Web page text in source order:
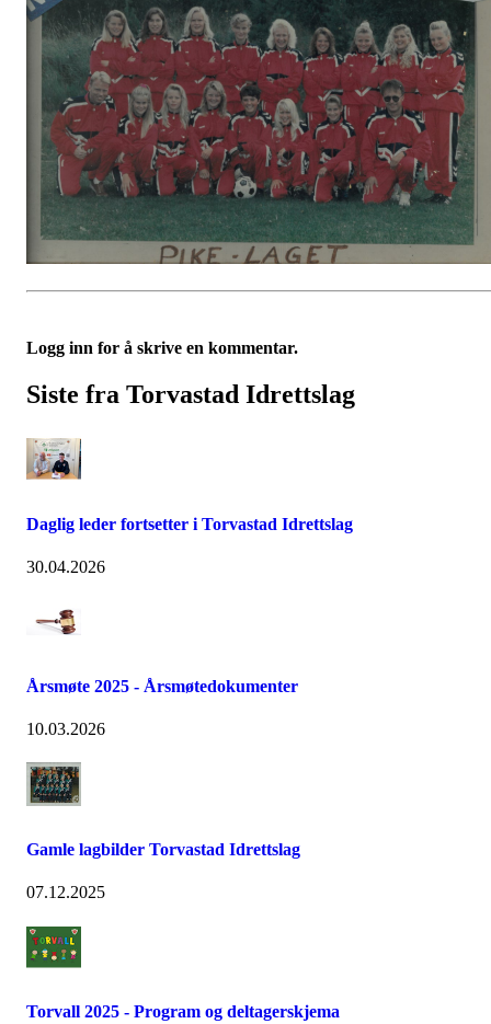
Logg inn for å skrive en kommentar.
Siste fra Torvastad Idrettslag
Daglig leder fortsetter i Torvastad Idrettslag
30.04.2026
Årsmøte 2025 - Årsmøtedokumenter
10.03.2026
Gamle lagbilder Torvastad Idrettslag
07.12.2025
Torvall 2025 - Program og deltagerskjema